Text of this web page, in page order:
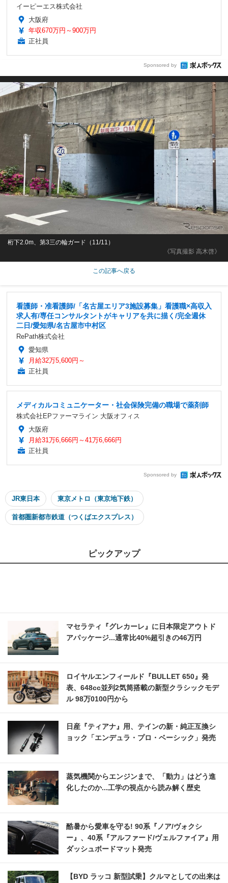
イーピーエス株式会社
大阪府
年収670万円～900万円
正社員
Sponsored by
《写真撮影 高木啓》
桁下2.0m、第3三の輪ガード（11/11）
この記事へ戻る
看護師・准看護師/「名古屋エリア3施設募集」看護職×高収入
求人有/専任コンサルタントがキャリアを共に描く/完全週休
二日/愛知県/名古屋市中村区
RePath株式会社
愛知県
月給32万5,600円～
正社員
メディカルコミュニケーター・社会保険完備の職場で薬剤師
株式会社EPファーマライン 大阪オフィス
大阪府
月給31万6,666円～41万6,666円
正社員
Sponsored by
JR東日本 東京メトロ（東京地下鉄）
首都圏新都市鉄道（つくばエクスプレス）
ピックアップ
マセラティ『グレカーレ』に日本限定アウトド
アパッケージ...通常比40%超引きの46万円
ロイヤルエンフィールド『BULLET 650』発
表、648cc並列2気筒搭載の新型クラシックモデ
ル 98万0100円から
日産『ティアナ』用、テインの新・純正互換シ
ョック「エンデュラ・プロ・ベーシック」発売
蒸気機関からエンジンまで、「動力」はどう進
化したのか...工学の視点から読み解く歴史
酷暑から愛車を守る! 90系『ノア/ヴォクシ
ー』、40系『アルファード/ヴェルファイア』用
ダッシュボードマット発売
【BYD ラッコ 新型試乗】クルマとしての出来は